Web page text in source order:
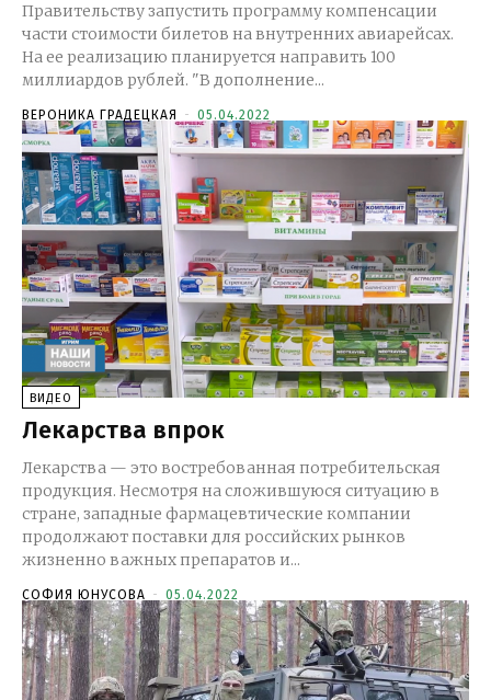
Правительству запустить программу компенсации
части стоимости билетов на внутренних авиарейсах.
На ее реализацию планируется направить 100
миллиардов рублей. "В дополнение...
ВЕРОНИКА ГРАДЕЦКАЯ - 05.04.2022
ВИДЕО
Лекарства впрок
Лекарства — это востребованная потребительская
продукция. Несмотря на сложившуюся ситуацию в
стране, западные фармацевтические компании
продолжают поставки для российских рынков
жизненно важных препаратов и...
СОФИЯ ЮНУСОВА - 05.04.2022